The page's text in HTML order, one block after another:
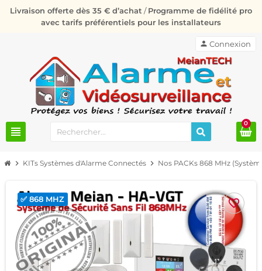
Livraison offerte dès 35 € d’achat /Programme de fidélité pro
avec tarifs préférentiels pour les installateurs
view_headline
person Connexion
0
chevron_right KITs Systèmes d'Alarme Connectés chevron_right Nos PACKs 868 MHz
favorite_border
✅ 868 MHZ